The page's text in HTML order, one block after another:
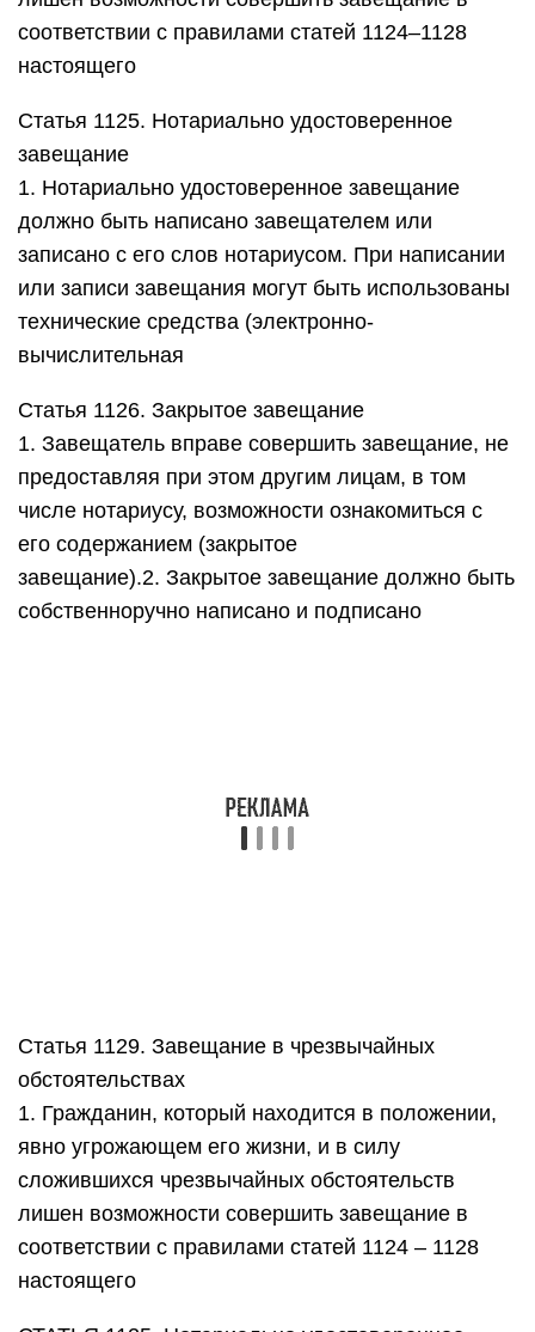
Статья 1126. Закрытое завещание
1. Завещатель вправе совершить завещание, не
числе нотариусу, возможности ознакомиться с
его содержанием (закрытое
завещание).2. Закрытое завещание должно быть
собственноручно написано и подписано
сложившихся чрезвычайных обстоятельств
лишен возможности совершить завещание в
должно быть написано завещателем или
записано с его слов нотариусом. При написании
или записи завещания могут быть использованы
технические средства (электронно-
вычислительная
СТАТЬЯ 1129. Завещание в чрезвычайных
обстоятельствах